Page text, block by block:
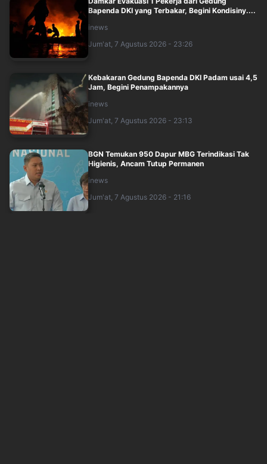
Bapenda DKI yang Terbakar, Begini Kondisiny....
inews
Jum'at, 7 Agustus 2026 - 23:26
Kebakaran Gedung Bapenda DKI Padam usai 4,5
Jam, Begini Penampakannya
inews
Jum'at, 7 Agustus 2026 - 23:13
BGN Temukan 950 Dapur MBG Terindikasi Tak
Higienis, Ancam Tutup Permanen
inews
Jum'at, 7 Agustus 2026 - 21:16